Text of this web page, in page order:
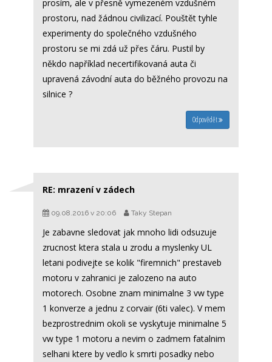
prosím, ale v přesně vymezeném vzdušném
prostoru, nad žádnou civilizací. Pouštět tyhle
experimenty do společného vzdušného
prostoru se mi zdá už přes čáru. Pustil by
někdo například necertifikovaná auta či
upravená závodní auta do běžného provozu na
silnice ?
Odpovědět
RE: mrazení v zádech
09.08.2016 v 20:06 Taky Stepan
Je zabavne sledovat jak mnoho lidi odsuzuje
zrucnost ktera stala u zrodu a myslenky UL
letani podivejte se kolik "firemnich" prestaveb
motoru v zahranici je zalozeno na auto
motorech. Osobne znam minimalne 3 vw type
1 konverze a jednu z corvair (6ti valec). V mem
bezprostrednim okoli se vyskytuje minimalne 5
vw type 1 motoru a nevim o zadmem fatalnim
selhani ktere by vedlo k smrti posadky nebo